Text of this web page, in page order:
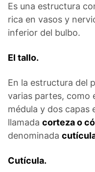
Es una estructura
rica en vasos y
inferior del bulbo.
El tallo.
En la estructura del
varias partes, como
médula y dos capas
llamada corteza o
denominada
Cutícula.